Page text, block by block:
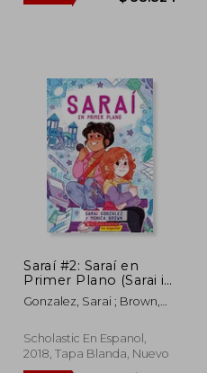
45%
Saraí #2: Saraí en
Primer Plano (Sarai in
the Spotlight)
Gonzalez, Sarai ; Brown,
Scholastic En Espanol,
2018, Tapa Blanda, Nuevo